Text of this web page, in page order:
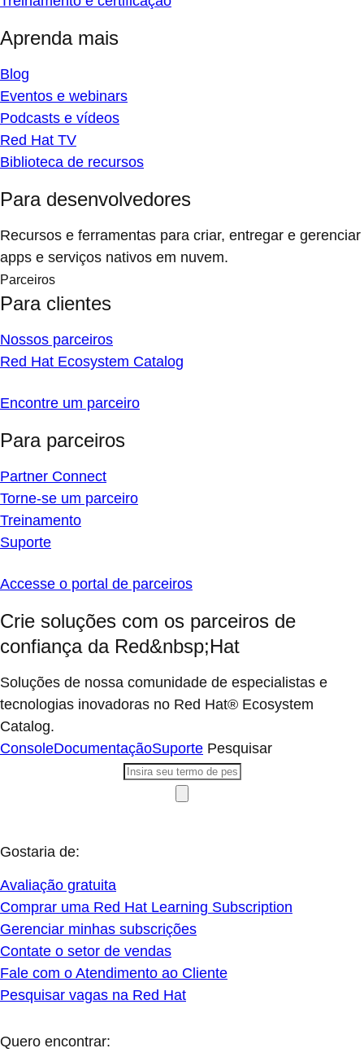
Aprenda mais
Blog
Eventos e webinars
Podcasts e vídeos
Red Hat TV
Biblioteca de recursos
Para desenvolvedores
Recursos e ferramentas para criar, entregar e gerenciar
apps e serviços nativos em nuvem.
Parceiros
Para clientes
Nossos parceiros
Red Hat Ecosystem Catalog
Encontre um parceiro
Para parceiros
Partner Connect
Torne-se um parceiro
Treinamento
Suporte
Accesse o portal de parceiros
Crie soluções com os parceiros de
confiança da Red&nbsp;Hat
Soluções de nossa comunidade de especialistas e
tecnologias inovadoras no Red Hat® Ecosystem
Catalog.
ConsoleDocumentaçãoSuporte Pesquisar
Gostaria de:
Avaliação gratuita
Comprar uma Red Hat Learning Subscription
Gerenciar minhas subscrições
Contate o setor de vendas
Fale com o Atendimento ao Cliente
Pesquisar vagas na Red Hat
Quero encontrar: